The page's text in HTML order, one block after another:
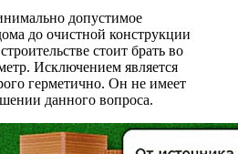
допустимое
до очистной конструкции
стоит брать во
Исключением является
герметично. Он не имеет
данного вопроса.